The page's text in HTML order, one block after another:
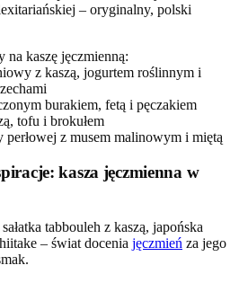
– oryginalny, polski
na kaszę jęczmienną:
z kaszą, jogurtem roślinnym i
burakiem, fetą i pęczakiem
tofu i brokułem
perłowej z musem malinowym i miętą
kasza jęczmienna w
tabbouleh z kaszą, japońska
– świat docenia jęczmień za jego